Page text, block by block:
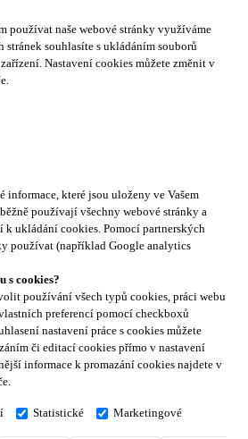
používat naše webové stránky využíváme
stránek souhlasíte s ukládáním souborů
Nastavení cookies můžete změnit v
informace, které jsou uloženy ve Vašem
používají všechny webové stránky a
k ukládání cookies. Pomocí partnerských
používat (například Google analytics
s cookies?
používání všech typů cookies, práci webu
preferencí pomocí checkboxů
nastavení práce s cookies můžete
či editací cookies přímo v nastavení
informace k promazání cookies najdete v
Statistické Marketingové